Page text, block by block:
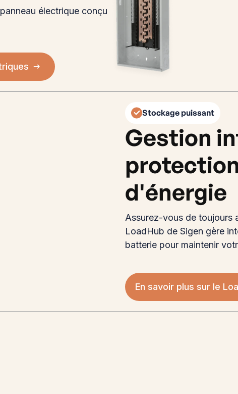
électrique conçu
Stockage puissant
Gestion
d'énergie
Assurez-vous de toujours
LoadHub de Sigen gère
batterie pour maintenir
En savoir plus sur le